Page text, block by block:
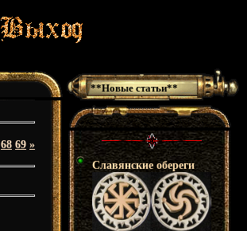
68 69 »
**Новые статьи**
Славянские обереги